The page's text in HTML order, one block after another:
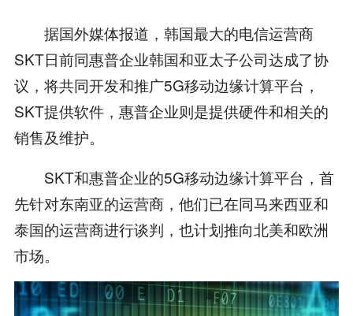
据国外媒体报道，韩国最大的电信运营商
SKT日前同惠普企业韩国和亚太子公司达成了协
议，将共同开发和推广5G移动边缘计算平台，
SKT提供软件，惠普企业则是提供硬件和相关的
销售及维护。
SKT和惠普企业的5G移动边缘计算平台，首
先针对东南亚的运营商，他们已在同马来西亚和
泰国的运营商进行谈判，也计划推向北美和欧洲
市场。